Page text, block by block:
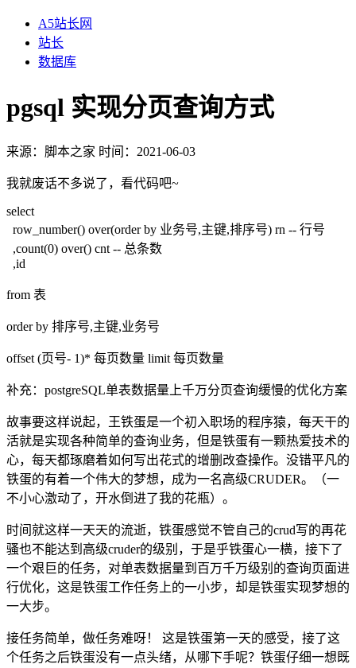
A5站长网
站长
数据库
pgsql 实现分页查询方式
来源： 脚本之家 时间：2021-06-03
我就废话不多说了，看代码吧~
select
row_number() over(order by 业务号,主键,排序号) rn -- 行号
,count(0) over() cnt -- 总条数
,id
from 表
order by 排序号,主键,业务号
offset (页号- 1)* 每页数量 limit 每页数量
补充：postgreSQL单表数据量上千万分页查询缓慢的优化方案
故事要这样说起，王铁蛋是一个初入职场的程序猿，每天干的
活就是实现各种简单的查询业务，但是铁蛋有一颗热爱技术的
心，每天都琢磨着如何写出花式的增删改查操作。没错平凡的
铁蛋的有着一个伟大的梦想，成为一名高级CRUDER。（一
不小心激动了，开水倒进了我的花瓶）。
时间就这样一天天的流逝，铁蛋感觉不管自己的crud写的再花
骚也不能达到高级cruder的级别，于是乎铁蛋心一横，接下了
一个艰巨的任务，对单表数据量到百万千万级别的查询页面进
行优化，这是铁蛋工作任务上的一小步，却是铁蛋实现梦想的
一大步。
接任务简单，做任务难呀！ 这是铁蛋第一天的感受，接了这
个任务之后铁蛋没有一点头绪，从哪下手呢？铁蛋仔细一想既